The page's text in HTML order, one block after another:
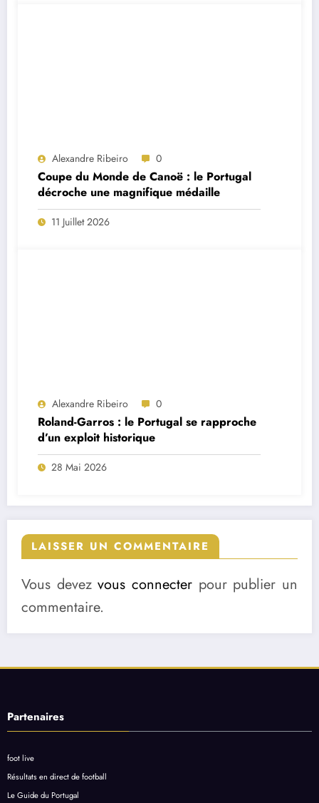
Alexandre Ribeiro 0
Coupe du Monde de Canoë : le Portugal
décroche une magnifique médaille
11 Juillet 2026
Alexandre Ribeiro 0
Roland-Garros : le Portugal se rapproche
d’un exploit historique
28 Mai 2026
LAISSER UN COMMENTAIRE
Vous devezvous connecter pour publier un
commentaire.
Partenaires
foot live
Résultats en direct de football
Le Guide du Portugal